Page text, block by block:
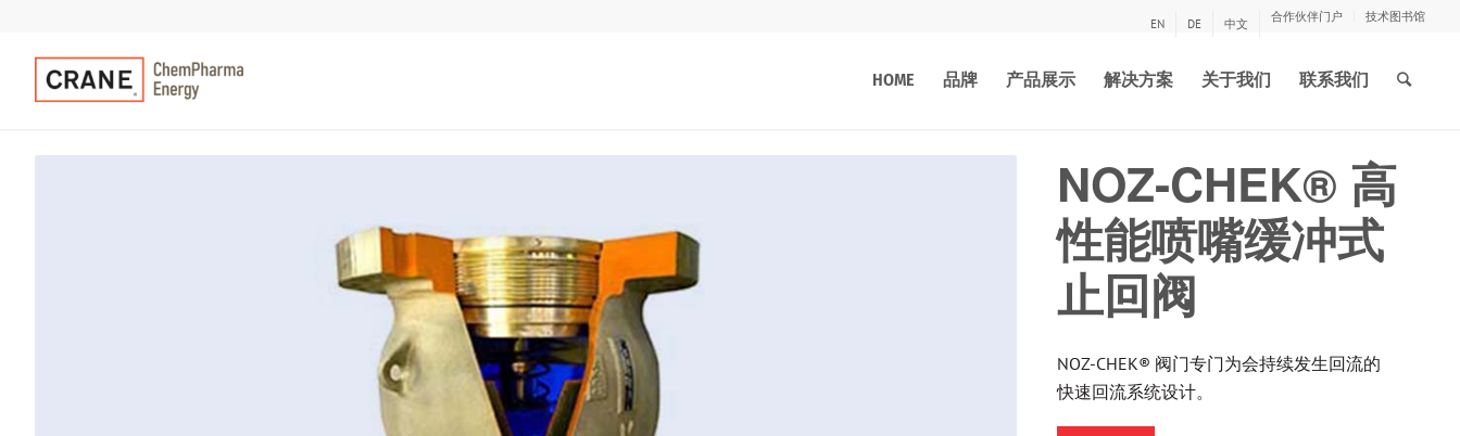
EN DE 中文 合作伙伴门户 技术图书馆
HOME 品牌 产品展示 解决方案 关于我们 联系我们
NOZ-CHEK® 高
性能喷嘴缓冲式
止回阀
NOZ-CHEK® 阀门专门为会持续发生回流的
快速回流系统设计。